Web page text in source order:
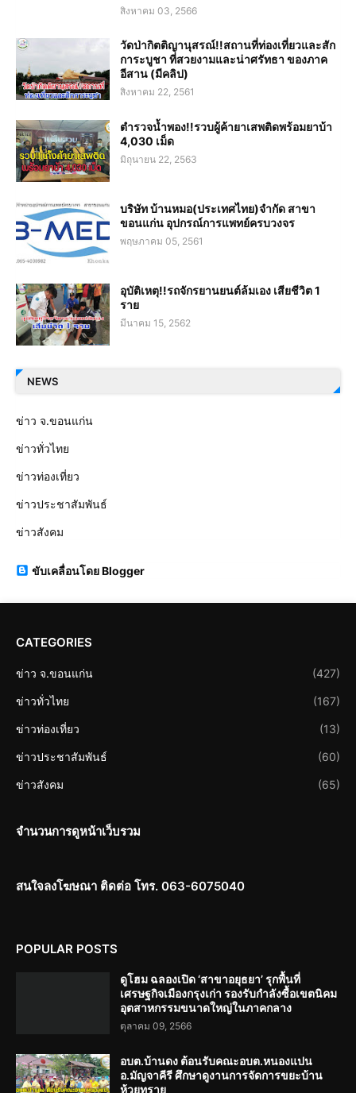
สิงหาคม 03, 2566
วัดป่ากิตติญานุสรณ์!!สถานที่ท่องเที่ยวและสัก
การะบูชา ที่สวยงามและน่าศรัทธา ของภาค
อีสาน (มีคลิป)
สิงหาคม 22, 2561
ตำรวจน้ำพอง!!รวบผู้ค้ายาเสพติดพร้อมยาบ้า
4,030 เม็ด
มิถุนายน 22, 2563
บริษัท บ้านหมอ(ประเทศไทย)จำกัด สาขา
ขอนแก่น อุปกรณ์การแพทย์ครบวงจร
พฤษภาคม 05, 2561
อุบัติเหตุ!!รถจักรยานยนต์ล้มเอง เสียชีวิต 1
ราย
มีนาคม 15, 2562
NEWS
ข่าว จ.ขอนแก่น
ข่าวทั่วไทย
ข่าวท่องเที่ยว
ข่าวประชาสัมพันธ์
ข่าวสังคม
ขับเคลื่อนโดย Blogger
CATEGORIES
ข่าว จ.ขอนแก่น (427)
ข่าวทั่วไทย (167)
ข่าวท่องเที่ยว (13)
ข่าวประชาสัมพันธ์ (60)
ข่าวสังคม (65)
จำนวนการดูหน้าเว็บรวม
สนใจลงโฆษณา ติดต่อ โทร. 063-6075040
POPULAR POSTS
ดูโฮม ฉลองเปิด ‘สาขาอยุธยา’ รุกพื้นที่
เศรษฐกิจเมืองกรุงเก่า รองรับกำลังซื้อเขตนิคม
อุตสาหกรรมขนาดใหญ่ในภาคกลาง
ตุลาคม 09, 2566
อบต.บ้านดง ต้อนรับคณะอบต.หนองแปน
อ.มัญจาคีรี ศึกษาดูงานการจัดการขยะบ้าน
ห้วยทราย